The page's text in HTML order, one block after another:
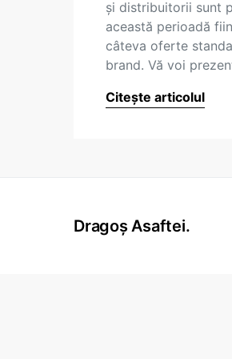
şi distribuitorii sunt
această perioadă
câteva oferte
brand. Vă voi
Citește articolul
Dragoș Asaftei.